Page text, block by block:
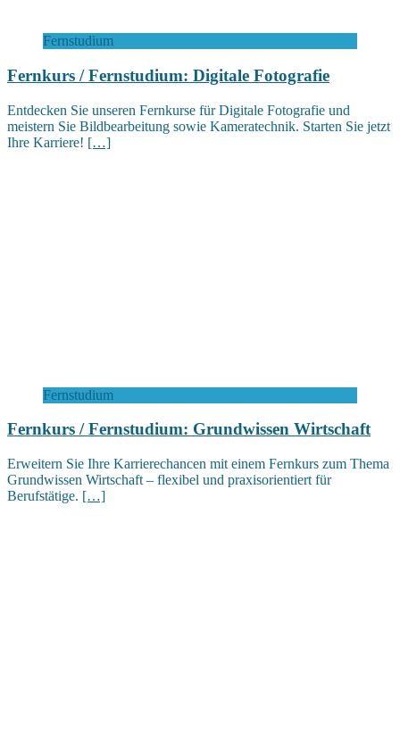
Fernstudium
Fernkurs / Fernstudium: Digitale Fotografie
Entdecken Sie unseren Fernkurse für Digitale Fotografie und
meistern Sie Bildbearbeitung sowie Kameratechnik. Starten Sie jetzt
Ihre Karriere! […]
Fernstudium
Fernkurs / Fernstudium: Grundwissen Wirtschaft
Erweitern Sie Ihre Karrierechancen mit einem Fernkurs zum Thema
Grundwissen Wirtschaft – flexibel und praxisorientiert für
Berufstätige. […]